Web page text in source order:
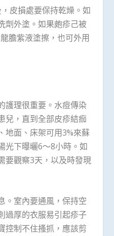
皮損處要保持乾燥。如
劑外塗。如果皰疹己被
膽紫液塗擦，也可外用
護理很重要。水痘傳染
兒，直到全部皮疹結痂
地面、床架可用3%來蘇
光下曝曬6～8小時。如
要觀察3天，以及時發現
。室內要通風，保持空
過厚的衣服易引起疹子
控制不住搔抓，應該剪